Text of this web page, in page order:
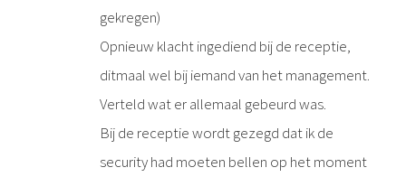
gekregen)
Opnieuw klacht ingediend bij de receptie,
ditmaal wel bij iemand van het management.
Verteld wat er allemaal gebeurd was.
Bij de receptie wordt gezegd dat ik de
security had moeten bellen op het moment